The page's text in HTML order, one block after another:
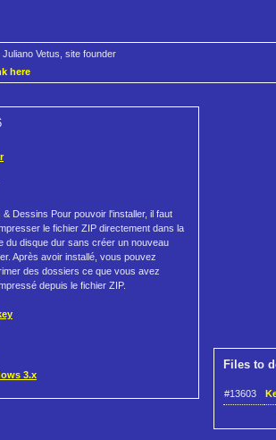
Juliano Vetus, site founder
here
& Dessins Pour pouvoir l'installer, il faut
le fichier ZIP directement dans la
du disque dur sans créer un nouveau
Après avoir installé, vous pouvez
des dossiers ce que vous avez
depuis le fichier ZIP.
3.x
Files to
#13603